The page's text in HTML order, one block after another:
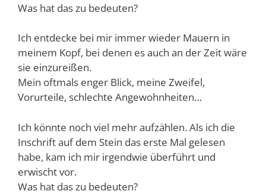
Was hat das zu bedeuten?
Ich entdecke bei mir immer wieder Mauern in
meinem Kopf, bei denen es auch an der Zeit wäre
sie einzureißen.
Mein oftmals enger Blick, meine Zweifel,
Vorurteile, schlechte Angewohnheiten…
Ich könnte noch viel mehr aufzählen. Als ich die
Inschrift auf dem Stein das erste Mal gelesen
habe, kam ich mir irgendwie überführt und
erwischt vor.
Was hat das zu bedeuten?